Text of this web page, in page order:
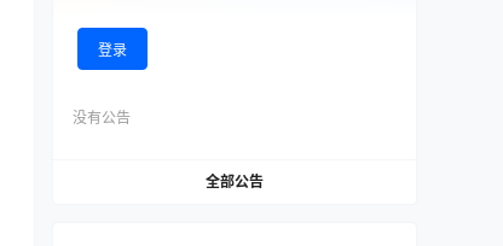
登录
没有公告
全部公告